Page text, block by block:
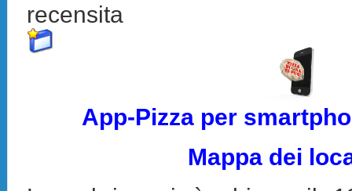
recensita
App-Pizza per
Mappa dei